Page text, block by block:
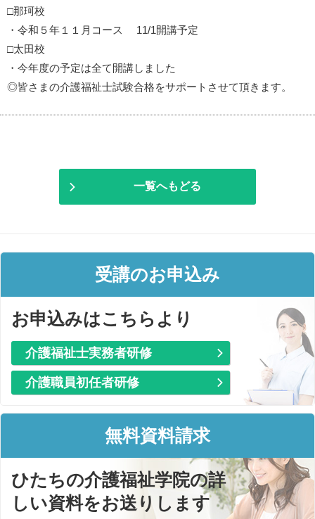
□那珂校
・令和５年１１月コース 11/1開講予定
□太田校
・今年度の予定は全て開講しました
◎皆さまの介護福祉士試験合格をサポートさせて頂きます。
一覧へもどる
受講のお申込み
お申込みはこちらより
介護福祉士実務者研修
介護職員初任者研修
無料資料請求
ひたちの介護福祉学院の詳
しい資料をお送りします